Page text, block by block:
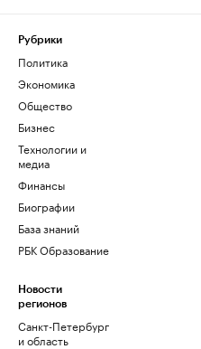
Рубрики
Политика
Экономика
Общество
Бизнес
Технологии и
медиа
Финансы
Биографии
База знаний
РБК Образование
Новости
регионов
Санкт-Петербург
и область